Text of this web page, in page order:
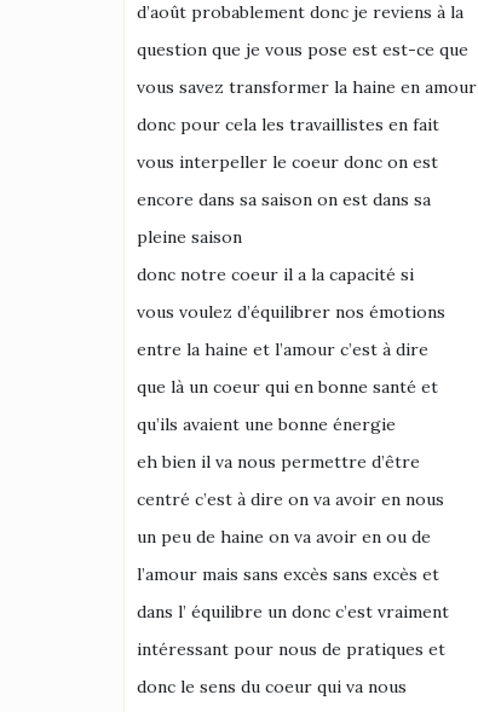
d’août probablement donc je reviens à la
question que je vous pose est est-ce que
vous savez transformer la haine en amour
donc pour cela les travaillistes en fait
vous interpeller le coeur donc on est
encore dans sa saison on est dans sa
pleine saison
donc notre coeur il a la capacité si
vous voulez d’équilibrer nos émotions
entre la haine et l’amour c’est à dire
que là un coeur qui en bonne santé et
qu’ils avaient une bonne énergie
eh bien il va nous permettre d’être
centré c’est à dire on va avoir en nous
un peu de haine on va avoir en ou de
l’amour mais sans excès sans excès et
dans l’ équilibre un donc c’est vraiment
intéressant pour nous de pratiques et
donc le sens du coeur qui va nous